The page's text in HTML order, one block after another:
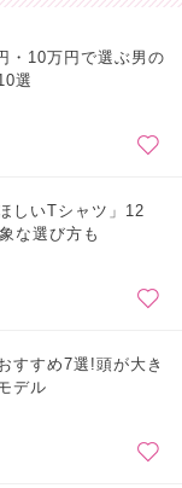
・10万円で選ぶ男の
選
しいTシャツ」12
な選び方も
すすめ7選!頭が大き
デル